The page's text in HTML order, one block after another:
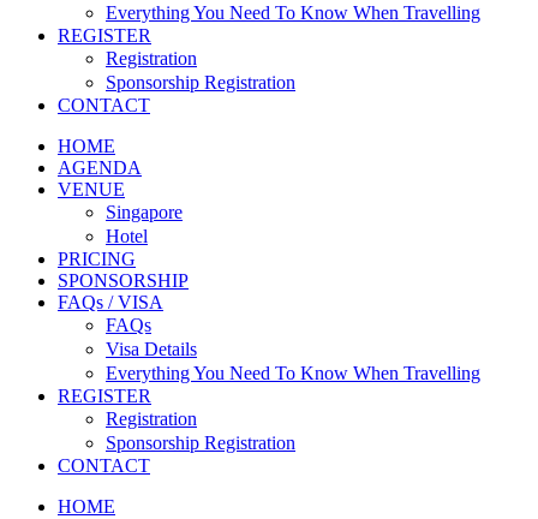
Everything You Need To Know When Travelling
REGISTER
Registration
Sponsorship Registration
CONTACT
HOME
AGENDA
VENUE
Singapore
Hotel
PRICING
SPONSORSHIP
FAQs / VISA
FAQs
Visa Details
Everything You Need To Know When Travelling
REGISTER
Registration
Sponsorship Registration
CONTACT
HOME